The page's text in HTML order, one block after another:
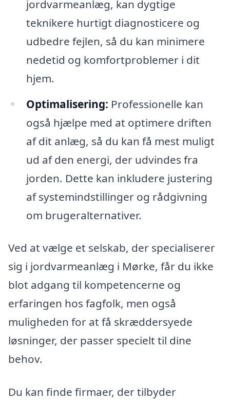
jordvarmeanlæg, kan dygtige
teknikere hurtigt diagnosticere og
udbedre fejlen, så du kan minimere
nedetid og komfortproblemer i dit
hjem.
Optimalisering: Professionelle kan
også hjælpe med at optimere driften
af dit anlæg, så du kan få mest muligt
ud af den energi, der udvindes fra
jorden. Dette kan inkludere justering
af systemindstillinger og rådgivning
om brugeralternativer.
Ved at vælge et selskab, der specialiserer
sig i jordvarmeanlæg i Mørke, får du ikke
blot adgang til kompetencerne og
erfaringen hos fagfolk, men også
muligheden for at få skræddersyede
løsninger, der passer specielt til dine
behov.
Du kan finde firmaer, der tilbyder